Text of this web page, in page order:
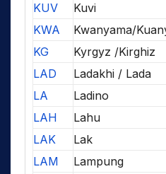
KUV
Kuvi
KWA
Kwanyama/
KG
Kyrgyz /Kirghiz
LAD
Ladakhi / Lada
LA
Ladino
LAH
Lahu
LAK
Lak
LAM
Lampung